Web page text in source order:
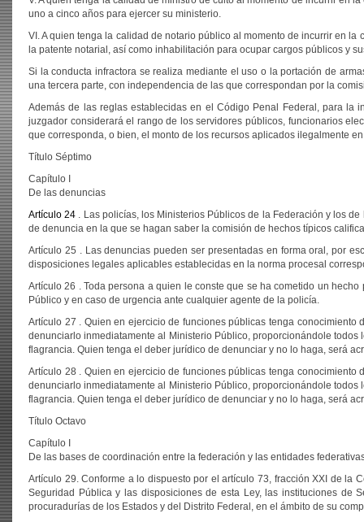
uno a cinco años para ejercer su ministerio.
VI. A quien tenga la calidad de notario público al momento de incurrir en
la patente notarial, así como inhabilitación para ocupar cargos públicos y
Si la conducta infractora se realiza mediante el uso o la portación de
una tercera parte, con independencia de las que correspondan por la
Además de las reglas establecidas en el Código Penal Federal, para
juzgador considerará el rango de los servidores públicos, funcionarios
que corresponda, o bien, el monto de los recursos aplicados ilegalmente
Título Séptimo
Capítulo I
De las denuncias
Artículo 24 . Las policías, los Ministerios Públicos de la Federación y los
de denuncia en la que se hagan saber la comisión de hechos típicos
Artículo 25 . Las denuncias pueden ser presentadas en forma oral, por
disposiciones legales aplicables establecidas en la norma procesal
Artículo 26 . Toda persona a quien le conste que se ha cometido un
Público y en caso de urgencia ante cualquier agente de la policía.
Artículo 27 . Quien en ejercicio de funciones públicas tenga
denunciarlo inmediatamente al Ministerio Público, proporcionándole
flagrancia. Quien tenga el deber jurídico de denunciar y no lo haga, será
Artículo 28 . Quien en ejercicio de funciones públicas tenga
denunciarlo inmediatamente al Ministerio Público, proporcionándole
flagrancia. Quien tenga el deber jurídico de denunciar y no lo haga, será
Título Octavo
Capítulo I
De las bases de coordinación entre la federación y las entidades
Artículo 29. Conforme a lo dispuesto por el artículo 73, fracción XXI de la
Seguridad Pública y las disposiciones de esta Ley, las instituciones
procuradurías de los Estados y del Distrito Federal, en el ámbito de su